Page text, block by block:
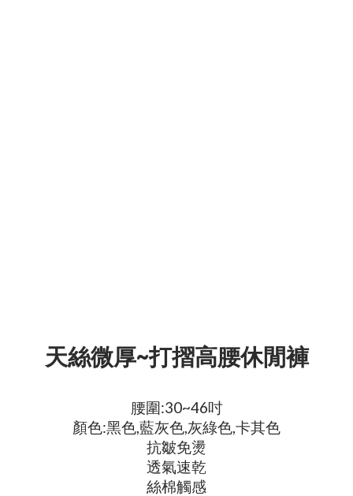
天絲微厚~打摺高腰休閒褲
腰圍:30~46吋
顏色:黑色,藍灰色,灰綠色,卡其色
抗皺免燙
透氣速乾
絲棉觸感